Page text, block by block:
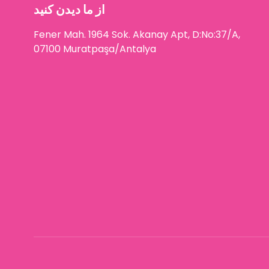
از ما دیدن کنید
Fener Mah. 1964 Sok. Akanay Apt, D:No:37/A,
07100 Muratpaşa/Antalya